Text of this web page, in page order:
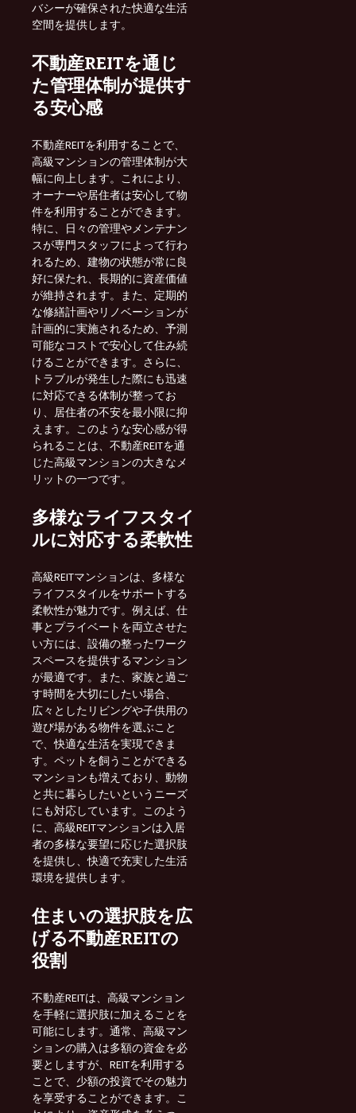
バシーが確保された快適な生活
空間を提供します。
不動産REITを通じ
た管理体制が提供す
る安心感
不動産REITを利用することで、
高級マンションの管理体制が大
幅に向上します。これにより、
オーナーや居住者は安心して物
件を利用することができます。
特に、日々の管理やメンテナン
スが専門スタッフによって行わ
れるため、建物の状態が常に良
好に保たれ、長期的に資産価値
が維持されます。また、定期的
な修繕計画やリノベーションが
計画的に実施されるため、予測
可能なコストで安心して住み続
けることができます。さらに、
トラブルが発生した際にも迅速
に対応できる体制が整ってお
り、居住者の不安を最小限に抑
えます。このような安心感が得
られることは、不動産REITを通
じた高級マンションの大きなメ
リットの一つです。
多様なライフスタイ
ルに対応する柔軟性
高級REITマンションは、多様な
ライフスタイルをサポートする
柔軟性が魅力です。例えば、仕
事とプライベートを両立させた
い方には、設備の整ったワーク
スペースを提供するマンション
が最適です。また、家族と過ご
す時間を大切にしたい場合、
広々としたリビングや子供用の
遊び場がある物件を選ぶこと
で、快適な生活を実現できま
す。ペットを飼うことができる
マンションも増えており、動物
と共に暮らしたいというニーズ
にも対応しています。このよう
に、高級REITマンションは入居
者の多様な要望に応じた選択肢
を提供し、快適で充実した生活
環境を提供します。
住まいの選択肢を広
げる不動産REITの
役割
不動産REITは、高級マンション
を手軽に選択肢に加えることを
可能にします。通常、高級マン
ションの購入は多額の資金を必
要としますが、REITを利用する
ことで、少額の投資でその魅力
を享受することができます。こ